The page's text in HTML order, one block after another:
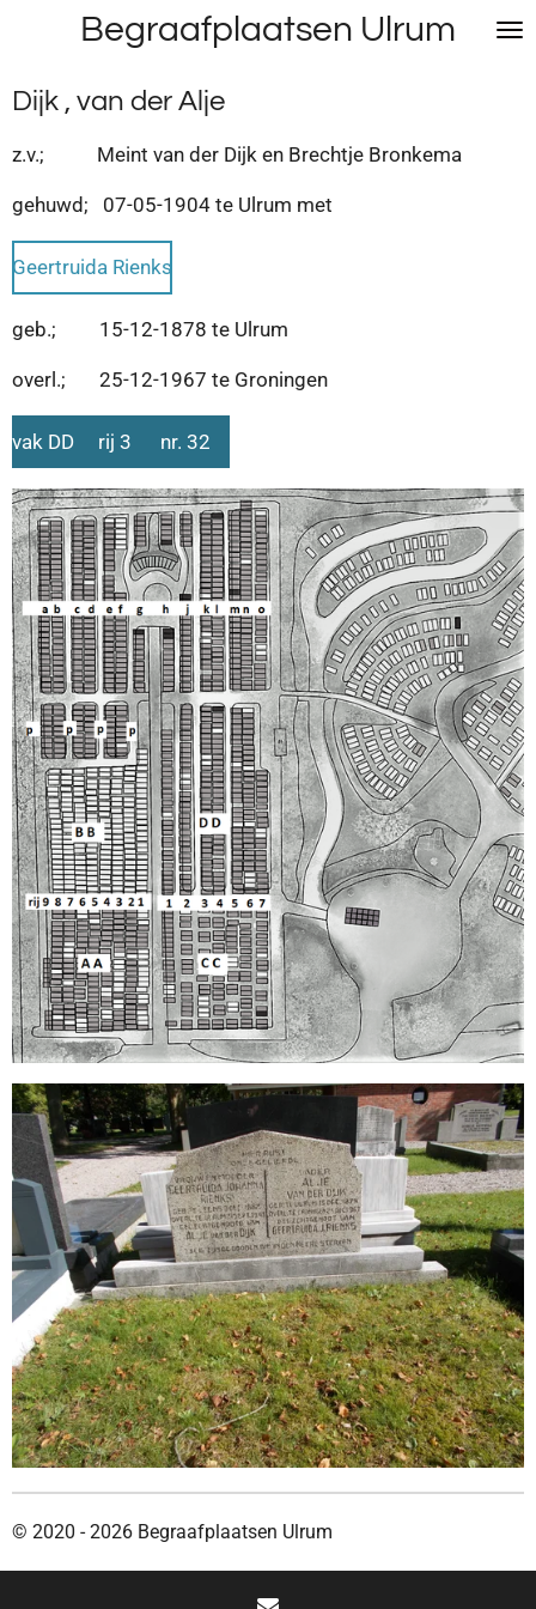
naar
de
hoofdinhoud
Begraafplaatsen Ulrum
Dijk , van der Alje
z.v.; Meint van der Dijk en Brechtje Bronkema
gehuwd; 07-05-1904 te Ulrum met
Geertruida Rienks
geb.; 15-12-1878 te Ulrum
overl.; 25-12-1967 te Groningen
vak DD rij 3 nr. 32
© 2020 - 2026 Begraafplaatsen Ulrum